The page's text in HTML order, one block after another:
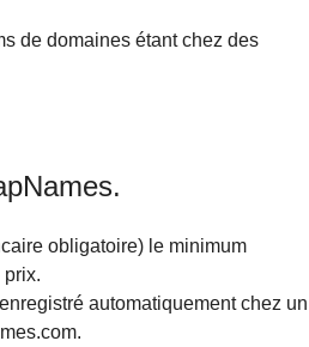
de domaines étant chez des
obligatoire) le minimum
prix.
automatiquement chez un